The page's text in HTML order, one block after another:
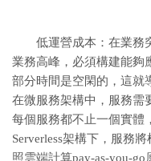
低運營成本：在業務
業務高峰，必須構建能夠
部分時間是空閑的，這就
在微服務架構中，服務需
每個服務都不止一個實體
Serverless架構下，服務
照雲端計算pay-as-you-